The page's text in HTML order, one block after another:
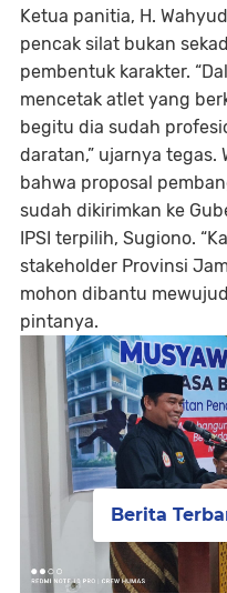
Ketua panitia, H.
pencak silat bukan
pembentuk karakter.
mencetak atlet yang
begitu dia sudah
daratan,” ujarnya tegas.
bahwa proposal
sudah dikirimkan ke
IPSI terpilih, Sugiono.
stakeholder Provinsi
mohon dibantu
pintanya.
Berita